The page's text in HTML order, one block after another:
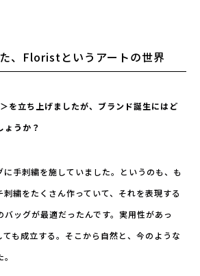
、Floristというアートの世界
立ち上げましたが、ブランド誕生にはど
ょうか？
に手刺繍を施していました。というのも、も
刺繍をたくさん作っていて、それを表現する
バッグが最適だったんです。実用性があっ
も成立する。そこから自然と、今のような